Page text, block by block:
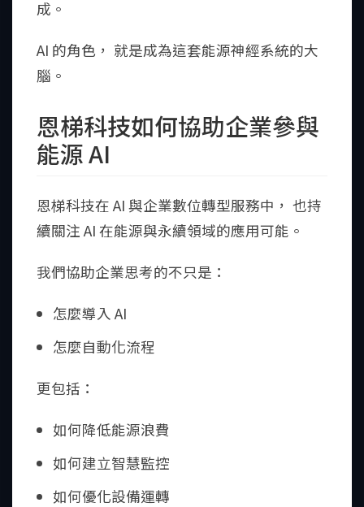
成。
AI 的角色， 就是成為這套能源神經系統的大
腦。
恩梯科技如何協助企業參與
能源 AI
恩梯科技在 AI 與企業數位轉型服務中， 也持
續關注 AI 在能源與永續領域的應用可能。
我們協助企業思考的不只是：
怎麼導入 AI
怎麼自動化流程
更包括：
如何降低能源浪費
如何建立智慧監控
如何優化設備運轉